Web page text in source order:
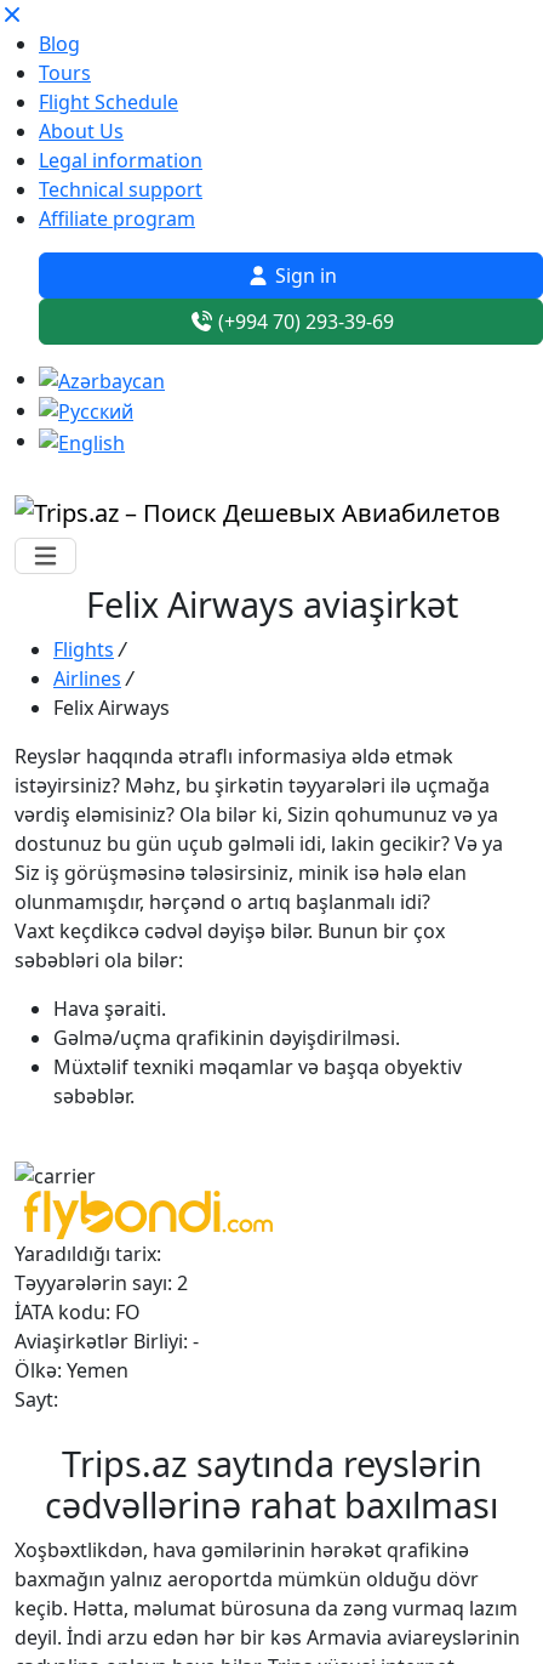
Blog
Tours
Flight Schedule
About Us
Legal information
Technical support
Affiliate program
Sign in
(+994 70) 293-39-69
Felix Airways aviaşirkət
Flights /
Airlines /
Felix Airways
Reyslər haqqında ətraflı informasiya əldə etmək
istəyirsiniz? Məhz, bu şirkətin təyyarələri ilə uçmağa
vərdiş eləmisiniz? Ola bilər ki, Sizin qohumunuz və ya
dostunuz bu gün uçub gəlməli idi, lakin gecikir? Və ya
Siz iş görüşməsinə tələsirsiniz, minik isə hələ elan
olunmamışdır, hərçənd o artıq başlanmalı idi?
Vaxt keçdikcə cədvəl dəyişə bilər. Bunun bir çox
səbəbləri ola bilər:
Hava şəraiti.
Gəlmə/uçma qrafikinin dəyişdirilməsi.
Müxtəlif texniki məqamlar və başqa obyektiv
səbəblər.
Yaradıldığı tarix:
Təyyarələrin sayı: 2
İATA kodu: FO
Aviaşirkətlər Birliyi: -
Ölkə: Yemen
Sayt:
Trips.az saytında reyslərin
cədvəllərinə rahat baxılması
Xoşbəxtlikdən, hava gəmilərinin hərəkət qrafikinə
baxmağın yalnız aeroportda mümkün olduğu dövr
keçib. Hətta, məlumat bürosuna da zəng vurmaq lazım
deyil. İndi arzu edən hər bir kəs Armavia aviareyslərinin